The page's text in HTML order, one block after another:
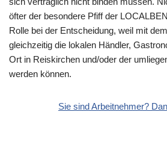
öfter der besondere Pfiff der
Rolle bei der Entscheidung, weil mit
gleichzeitig die lokalen Händler,
Ort in Reiskirchen und/oder der
werden können.
Sie sind Arbeitnehmer?